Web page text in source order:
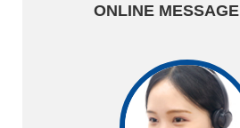
ONLINE MESSAGE